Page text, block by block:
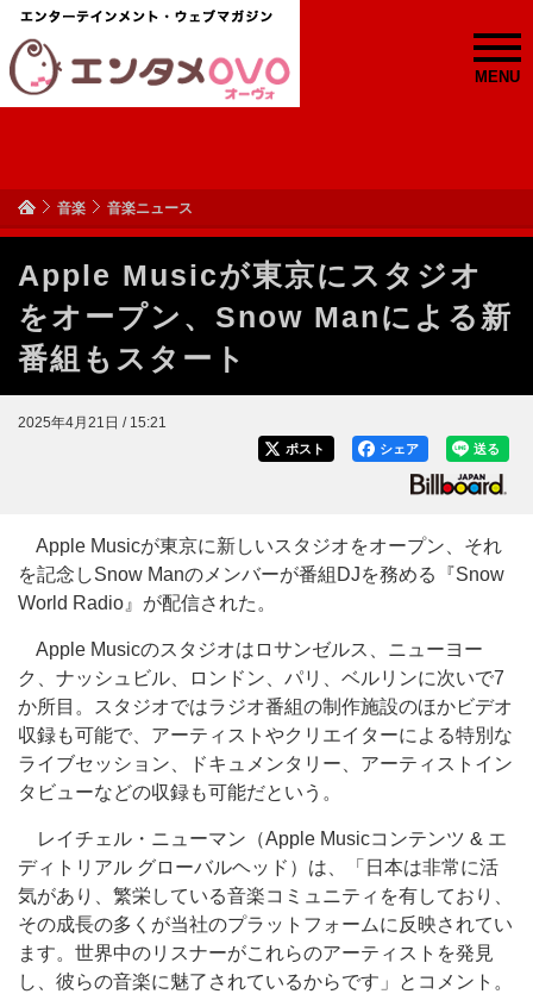
MENU
音楽 音楽ニュース
Apple Musicが東京にスタジオ
をオープン、Snow Manによる新
番組もスタート
2025年4月21日 / 15:21
送る
シェア
ポスト
Apple Musicが東京に新しいスタジオをオープン、それ
を記念しSnow Manのメンバーが番組DJを務める『Snow
World Radio』が配信された。
Apple Musicのスタジオはロサンゼルス、ニューヨー
ク、ナッシュビル、ロンドン、パリ、ベルリンに次いで7
か所目。スタジオではラジオ番組の制作施設のほかビデオ
収録も可能で、アーティストやクリエイターによる特別な
ライブセッション、ドキュメンタリー、アーティストイン
タビューなどの収録も可能だという。
レイチェル・ニューマン（Apple Musicコンテンツ & エ
ディトリアル グローバルヘッド）は、「日本は非常に活
気があり、繁栄している音楽コミュニティを有しており、
その成長の多くが当社のプラットフォームに反映されてい
ます。世界中のリスナーがこれらのアーティストを発見
し、彼らの音楽に魅了されているからです」とコメント。